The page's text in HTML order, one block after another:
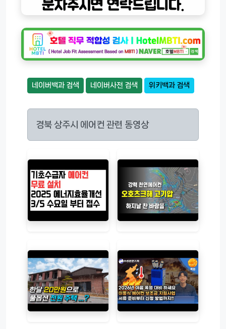
네이버백과 검색 네이버사전 검색 위키백과 검색
경북 상주시 에어컨 관련 동영상